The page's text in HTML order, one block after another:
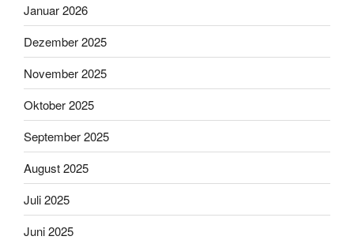
Januar 2026
Dezember 2025
November 2025
Oktober 2025
September 2025
August 2025
Juli 2025
Juni 2025